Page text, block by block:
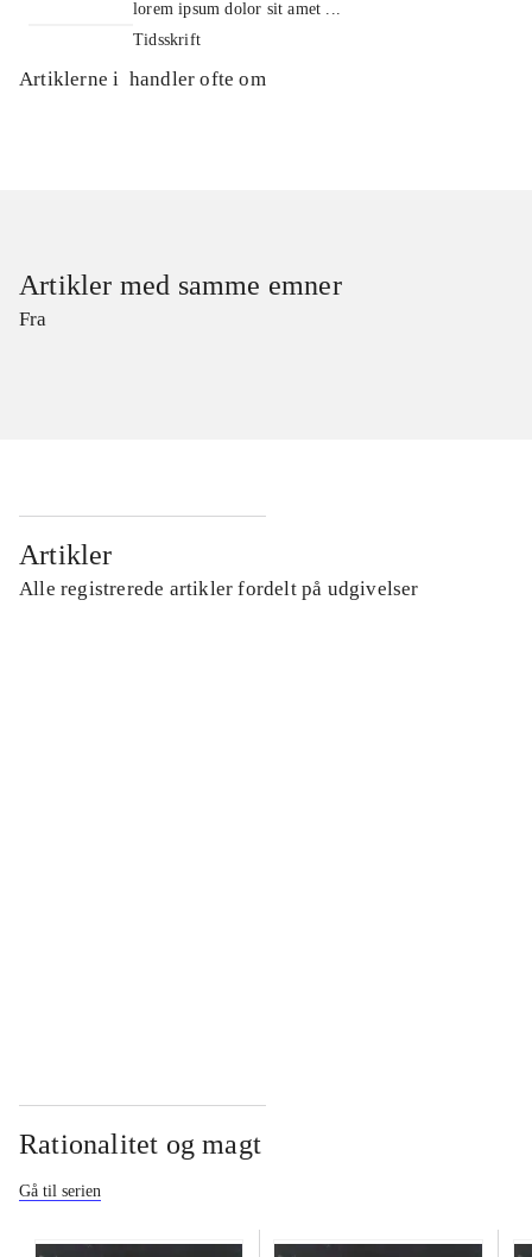
lorem ipsum dolor sit amet ...
Tidsskrift
Artiklerne i handler ofte om
Artikler med samme emner
Fra
Artikler
Alle registrerede artikler fordelt på udgivelser
Rationalitet og magt
Gå til serien